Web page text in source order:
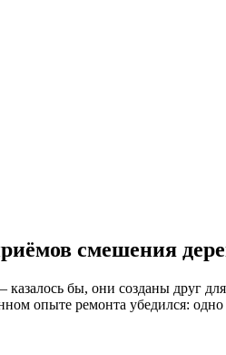
смешения
бы, они созданы друг
опыте ремонта убедился: